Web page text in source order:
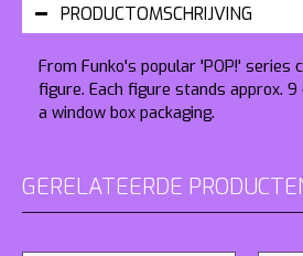
PRODUCTOMSCHRIJVING
From Funko's popular 'POP!' series
figure. Each figure stands approx.
a window box packaging.
GERELATEERDE